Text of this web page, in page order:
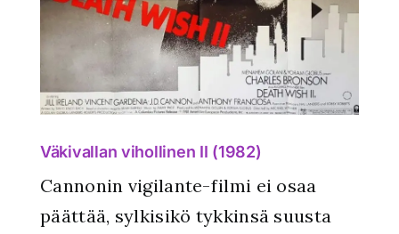
Väkivallan vihollinen II (1982)
Cannonin vigilante-filmi ei osaa
päättää, sylkisikö tykkinsä suusta